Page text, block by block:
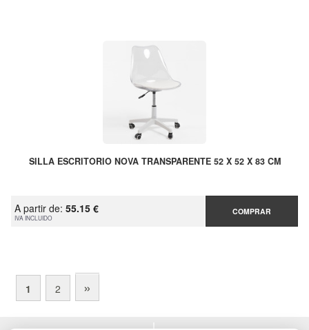
SILLA ESCRITORIO NOVA TRANSPARENTE 52 X 52 X 83 CM
A partir de: 55.15 €
IVA INCLUIDO
COMPRAR
1 2 »